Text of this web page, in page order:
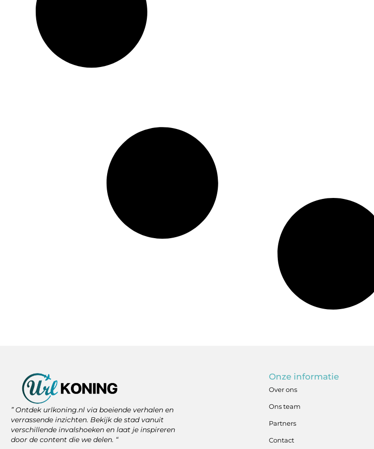
” Ontdek urlkoning.nl via boeiende verhalen en
verrassende inzichten. Bekijk de stad vanuit
verschillende invalshoeken en laat je inspireren
door de content die we delen. “
Onze informatie
Over ons
Ons team
Partners
Contact